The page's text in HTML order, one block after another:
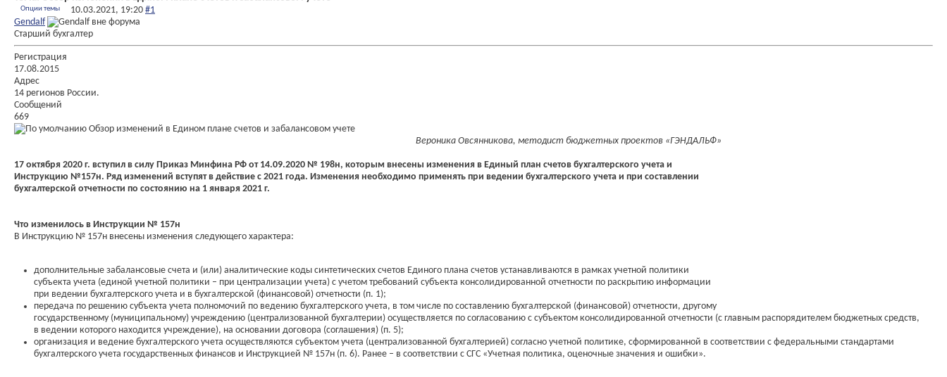
Опции темы 10.03.2021, 19:20 #1
Gendalf
Старший бухгалтер
Регистрация
17.08.2015
Адрес
14 регионов России.
Сообщений
669
Обзор изменений в Едином плане счетов и забалансовом учете
Вероника Овсянникова, методист бюджетных проектов «ГЭНДАЛЬФ»
17 октября 2020 г. вступил в силу Приказ Минфина РФ от 14.09.2020 № 198н, которым внесены изменения в Единый план счетов бухгалтерского учета и
Инструкцию №157н. Ряд изменений вступят в действие с 2021 года. Изменения необходимо применять при ведении бухгалтерского учета и при составлении
бухгалтерской отчетности по состоянию на 1 января 2021 г.
Что изменилось в Инструкции № 157н
В Инструкцию № 157н внесены изменения следующего характера:
дополнительные забалансовые счета и (или) аналитические коды синтетических счетов Единого плана счетов устанавливаются в рамках учетной политики
субъекта учета (единой учетной политики – при централизации учета) с учетом требований субъекта консолидированной отчетности по раскрытию информации
при ведении бухгалтерского учета и в бухгалтерской (финансовой) отчетности (п. 1);
передача по решению субъекта учета полномочий по ведению бухгалтерского учета, в том числе по составлению бухгалтерской (финансовой) отчетности, другому
государственному (муниципальному) учреждению (централизованной бухгалтерии) осуществляется по согласованию с субъектом консолидированной отчетности (с главным распорядителем бюджетных средств,
в ведении которого находится учреждение), на основании договора (соглашения) (п. 5);
организация и ведение бухгалтерского учета осуществляются субъектом учета (централизованной бухгалтерией) согласно учетной политике, сформированной в соответствии с федеральными стандартами
бухгалтерского учета государственных финансов и Инструкцией № 157н (п. 6). Ранее – в соответствии с СГС «Учетная политика, оценочные значения и ошибки».